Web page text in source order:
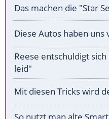
Das machen die "Star
Diese Autos haben uns
Reese entschuldigt
leid"
Mit diesen Tricks wird